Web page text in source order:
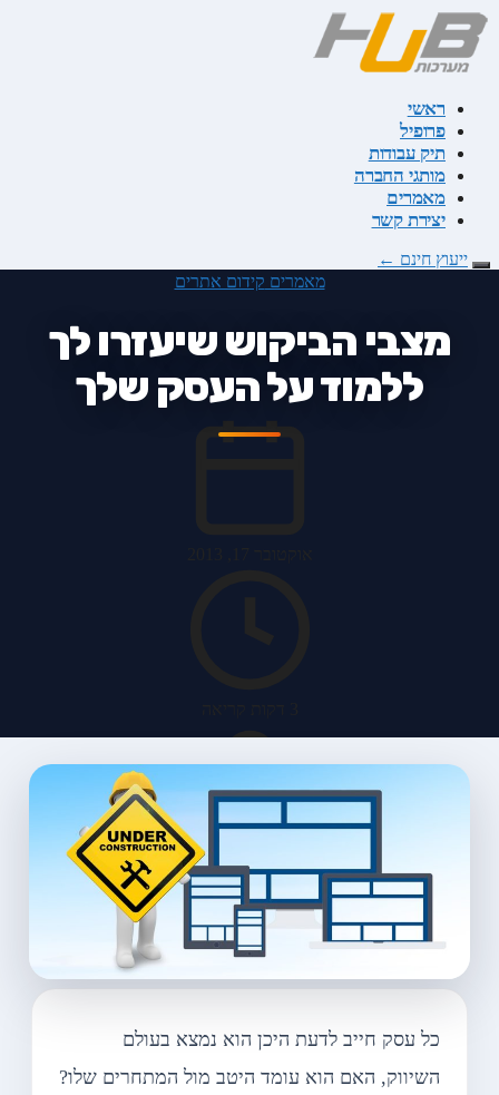
דלג
לתוכן
ראשי
פרופיל
תיק עבודות
מותגי החברה
מאמרים
יצירת קשר
ייעוץ חינם ←
מאמרים קידום אתרים
מצבי הביקוש שיעזרו לך
ללמוד על העסק שלך
האב מערכות
כל עסק חייב לדעת היכן הוא נמצא בעולם
השיווק, האם הוא עומד היטב מול המתחרים שלו?